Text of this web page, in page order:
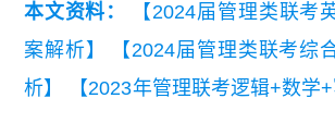
本文资料：
【2024届管理类联考
案解析】
【2024届管理类联考综
析】
【2023年管理联考逻辑+数学